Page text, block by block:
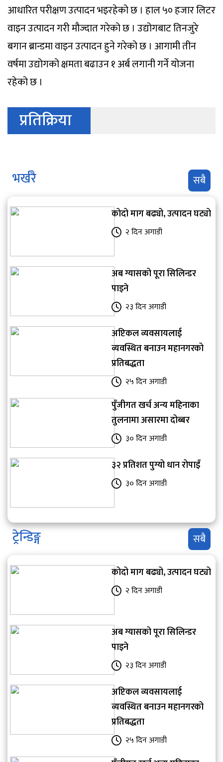
आधारित परीक्षण उत्पादन भइरहेको छ । हाल ५० हजार लिटर
वाइन उत्पादन गरी मौज्दात गरेको छ । उद्योगबाट तिनजुरे
बगान ब्रान्डमा वाइन उत्पादन हुने गरेको छ । आगामी तीन
वर्षमा उद्योगको क्षमता बढाउन १ अर्ब लगानी गर्ने योजना
रहेको छ ।
प्रतिक्रिया
भर्खरै सबै
कोदो माग बढ्यो, उत्पादन घट्यो
२ दिन अगाडी
अब ग्यासको पूरा सिलिन्डर
पाइने
२३ दिन अगाडी
अप्टिकल व्यवसायलाई
व्यवस्थित बनाउन महानगरको
प्रतिबद्धता
२५ दिन अगाडी
पुँजीगत खर्च अन्य महिनाका
तुलनामा असारमा दोब्बर
३० दिन अगाडी
३२ प्रतिशत पुग्यो धान रोपाइँ
३० दिन अगाडी
ट्रेन्डिङ्ग सबै
कोदो माग बढ्यो, उत्पादन घट्यो
२ दिन अगाडी
अब ग्यासको पूरा सिलिन्डर
पाइने
२३ दिन अगाडी
अप्टिकल व्यवसायलाई
व्यवस्थित बनाउन महानगरको
प्रतिबद्धता
२५ दिन अगाडी